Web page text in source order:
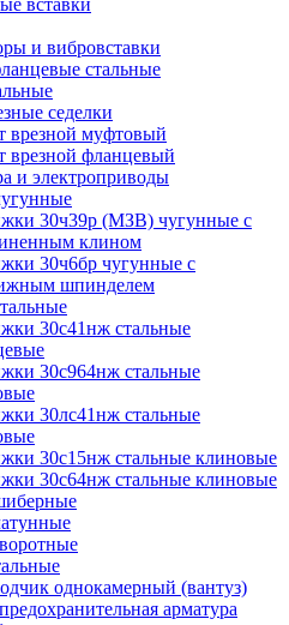
вставки
и вибровставки
стальные
седелки
врезной муфтовый
врезной фланцевый
и электроприводы
30ч39р (МЗВ) чугунные с
клином
30ч6бр чугунные с
шпинделем
30с41нж стальные
30с964нж стальные
30лс41нж стальные
30с15нж стальные клиновые
30с64нж стальные клиновые
однокамерный (вантуз)
арматура